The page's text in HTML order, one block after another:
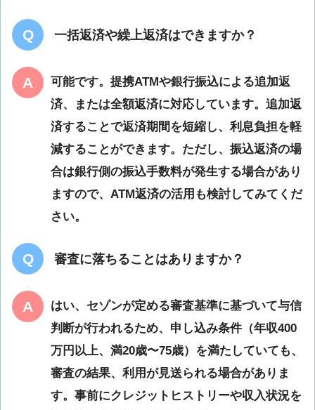
一括返済や繰上返済はできますか？
可能です。提携ATMや銀行振込による追加返
済、または全額返済に対応しています。追加返
済することで返済期間を短縮し、利息負担を軽
減することができます。ただし、振込返済の場
合は銀行側の振込手数料が発生する場合があり
ますので、ATM返済の活用も検討してみてくだ
さい。
審査に落ちることはありますか？
はい、セゾンが定める審査基準に基づいて与信
判断が行われるため、申し込み条件（年収400
万円以上、満20歳〜75歳）を満たしていても、
審査の結果、利用が見送られる場合がありま
す。事前にクレジットヒストリーや収入状況を